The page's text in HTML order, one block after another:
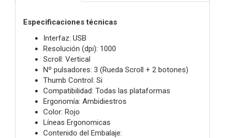
Especificaciones técnicas
Interfaz: USB
Resolución (dpi): 1000
Scroll: Vertical
Nº pulsadores: 3 (Rueda Scroll + 2 botones)
Thumb Control: Si
Compatibilidad: Todas las plataformas
Ergonomía: Ambidiestros
Color: Rojo
Líneas Ergonomicas
Contenido del Embalaje: